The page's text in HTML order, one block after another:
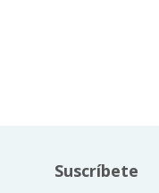
Suscríbete